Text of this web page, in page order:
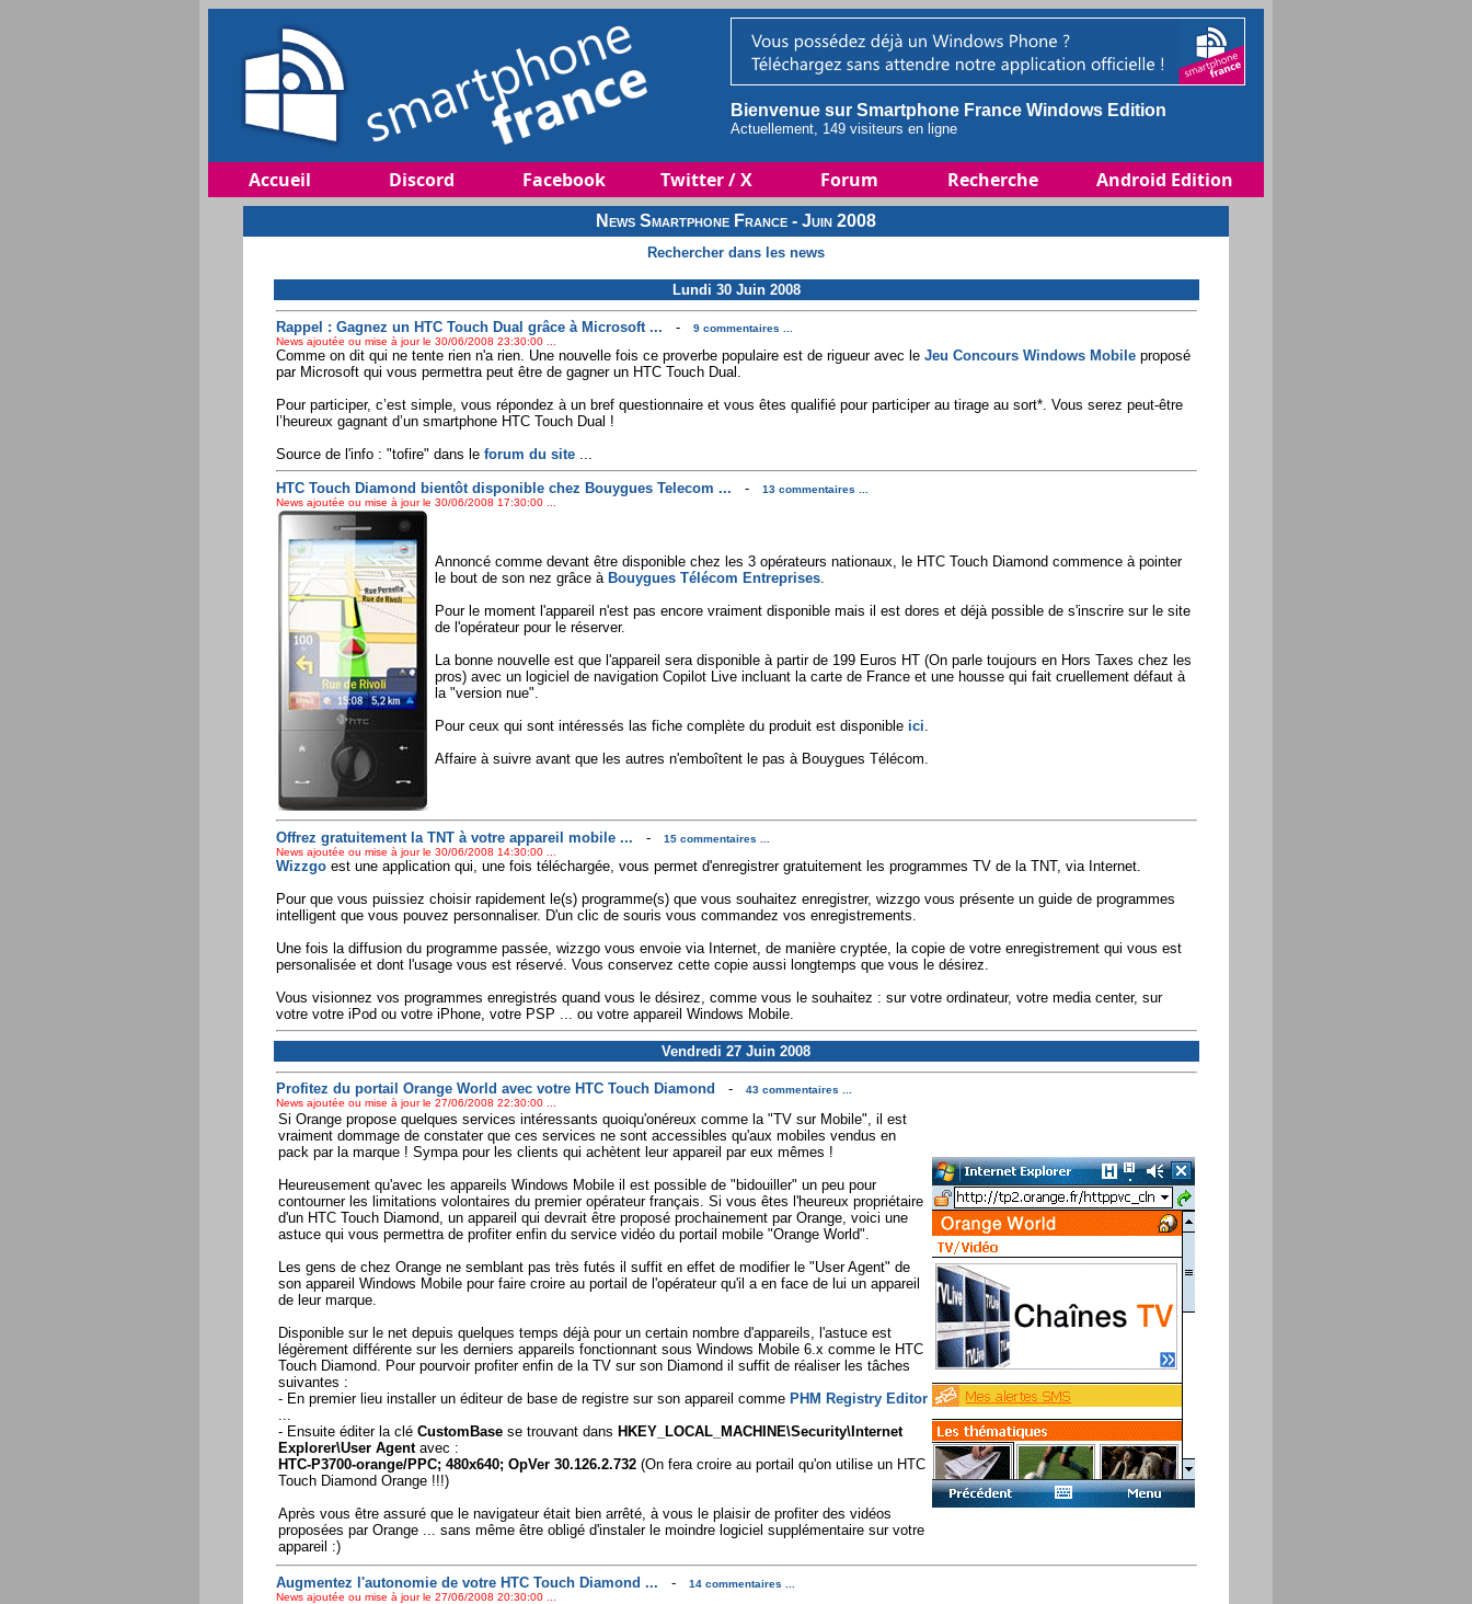
Bienvenue sur Smartphone France Windows Edition
Actuellement, 149 visiteurs en ligne
Accueil Discord Facebook Twitter / X Forum Recherche Android Edition
News Smartphone France - Juin 2008
Rechercher dans les news
Lundi 30 Juin 2008
Rappel : Gagnez un HTC Touch Dual grâce à Microsoft ... -
9 commentaires ...
News ajoutée ou mise à jour le 30/06/2008 23:30:00 ...
Comme on dit qui ne tente rien n'a rien. Une nouvelle fois ce proverbe populaire est de rigueur avec le Jeu Concours Windows Mobileproposé
par Microsoft qui vous permettra peut être de gagner un HTC Touch Dual.
Pour participer, c’est simple, vous répondez à un bref questionnaire et vous êtes qualifié pour participer au tirage au sort*. Vous serez peut-être
l’heureux gagnant d’un smartphone HTC Touch Dual !
Source de l'info : "tofire" dans le forum du site...
HTC Touch Diamond bientôt disponible chez Bouygues Telecom ... -
13 commentaires ...
News ajoutée ou mise à jour le 30/06/2008 17:30:00 ...
Annoncé comme devant être disponible chez les 3 opérateurs nationaux, le HTC Touch Diamond commence à pointer
le bout de son nez grâce à Bouygues Télécom Entreprises.
Pour le moment l'appareil n'est pas encore vraiment disponible mais il est dores et déjà possible de s'inscrire sur le site
de l'opérateur pour le réserver.
La bonne nouvelle est que l'appareil sera disponible à partir de 199 Euros HT (On parle toujours en Hors Taxes chez les
pros) avec un logiciel de navigation Copilot Live incluant la carte de France et une housse qui fait cruellement défaut à
la "version nue".
Pour ceux qui sont intéressés las fiche complète du produit est disponible ici
Affaire à suivre avant que les autres n'emboîtent le pas à Bouygues Télécom.
Offrez gratuitement la TNT à votre appareil mobile ... -
15 commentaires ...
News ajoutée ou mise à jour le 30/06/2008 14:30:00 ...
Wizzgoest une application qui, une fois téléchargée, vous permet d'enregistrer gratuitement les programmes TV de la TNT, via Internet.
Pour que vous puissiez choisir rapidement le(s) programme(s) que vous souhaitez enregistrer, wizzgo vous présente un guide de programmes
intelligent que vous pouvez personnaliser. D'un clic de souris vous commandez vos enregistrements.
Une fois la diffusion du programme passée, wizzgo vous envoie via Internet, de manière cryptée, la copie de votre enregistrement qui vous est
personalisée et dont l'usage vous est réservé. Vous conservez cette copie aussi longtemps que vous le désirez.
Vous visionnez vos programmes enregistrés quand vous le désirez, comme vous le souhaitez : sur votre ordinateur, votre media center, sur
votre votre iPod ou votre iPhone, votre PSP ... ou votre appareil Windows Mobile.
Vendredi 27 Juin 2008
Profitez du portail Orange World avec votre HTC Touch Diamond -
43 commentaires ...
News ajoutée ou mise à jour le 27/06/2008 22:30:00 ...
Si Orange propose quelques services intéressants quoiqu'onéreux comme la "TV sur Mobile", il est
vraiment dommage de constater que ces services ne sont accessibles qu'aux mobiles vendus en
pack par la marque ! Sympa pour les clients qui achètent leur appareil par eux mêmes !
Heureusement qu'avec les appareils Windows Mobile il est possible de "bidouiller" un peu pour
contourner les limitations volontaires du premier opérateur français. Si vous êtes l'heureux propriétaire
d'un HTC Touch Diamond, un appareil qui devrait être proposé prochainement par Orange, voici une
astuce qui vous permettra de profiter enfin du service vidéo du portail mobile "Orange World".
Les gens de chez Orange ne semblant pas très futés il suffit en effet de modifier le "User Agent" de
son appareil Windows Mobile pour faire croire au portail de l'opérateur qu'il a en face de lui un appareil
de leur marque.
Disponible sur le net depuis quelques temps déjà pour un certain nombre d'appareils, l'astuce est
légèrement différente sur les derniers appareils fonctionnant sous Windows Mobile 6.x comme le HTC
Touch Diamond. Pour pourvoir profiter enfin de la TV sur son Diamond il suffit de réaliser les tâches
suivantes :
- En premier lieu installer un éditeur de base de registre sur son appareil comme PHM Registry Editor
...
- Ensuite éditer la clé CustomBasese trouvant dans HKEY_LOCAL_MACHINE\Security\Internet
Explorer\User Agentavec :
HTC-P3700-orange/PPC; 480x640; OpVer 30.126.2.732(On fera croire au portail qu'on utilise un HTC
Touch Diamond Orange !!!)
Après vous être assuré que le navigateur était bien arrêté, à vous le plaisir de profiter des vidéos
proposées par Orange ... sans même être obligé d'instaler le moindre logiciel supplémentaire sur votre
appareil :)
Augmentez l'autonomie de votre HTC Touch Diamond ... -
14 commentaires ...
News ajoutée ou mise à jour le 27/06/2008 20:30:00 ...